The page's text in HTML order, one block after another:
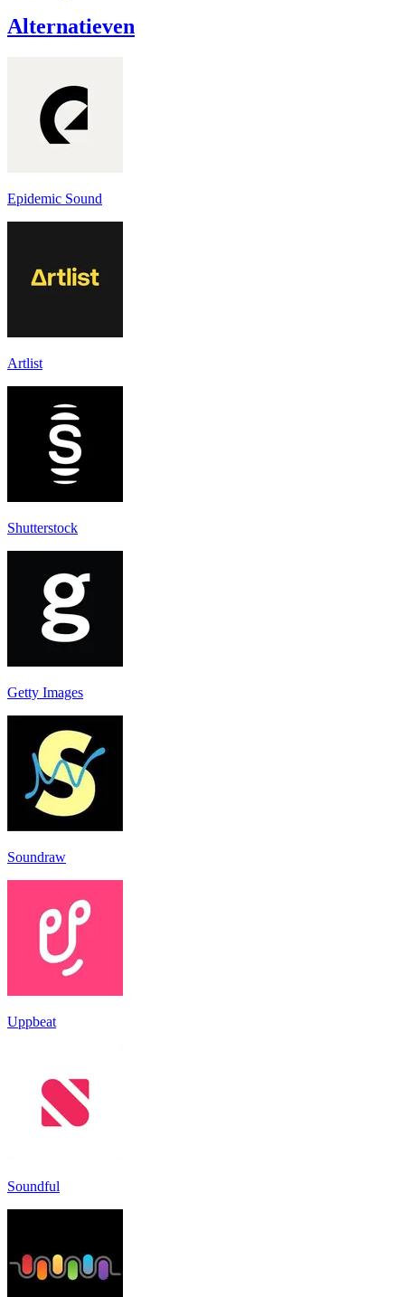
Alternatieven
Epidemic Sound
Artlist
Shutterstock
Getty Images
Soundraw
Uppbeat
Soundful